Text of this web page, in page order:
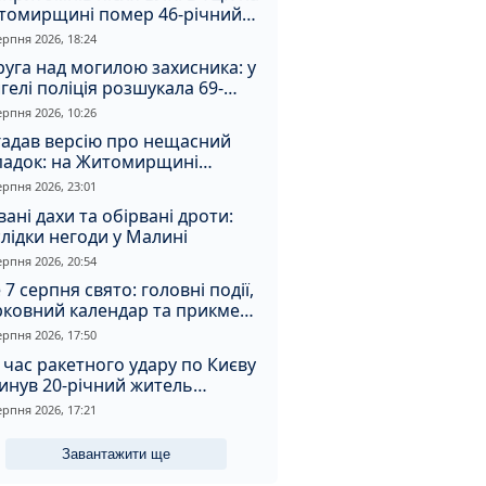
помер 46-річний
2026, 18:24
над могилою захисника: у
поліція розшукала 69-
зловмисника
2026, 10:26
версію про нещасний
на Житомирщині
чоловіка за вбивство
2026, 23:01
дахи та обірвані дроти:
негоди у Малині
2026, 20:54
серпня свято: головні події,
календар та прикмети
2026, 17:50
час ракетного удару по Києву
20-річний житель
2026, 17:21
Завантажити ще